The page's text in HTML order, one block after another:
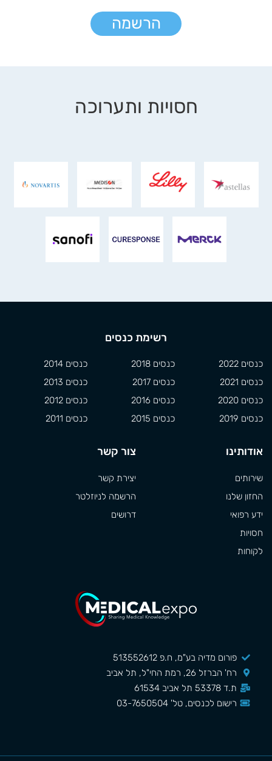
הרשמה
חסויות ותערוכה
פורום מדיה בע"מ, ח.פ 513552612
רח' הברזל 26, רמת החי"ל, תל אביב
ת.ד 53378 תל אביב 61534
רישום לכנסים, טל' 03-7650504
רשימת כנסים
כנסים 2022
כנסים 2021
כנסים 2020
כנסים 2019
כנסים 2018
כנסים 2017
כנסים 2016
כנסים 2015
כנסים 2014
כנסים 2013
כנסים 2012
כנסים 2011
אודותינו
שירותים
החזון שלנו
ידע רפואי
חסויות
לקוחות
צור קשר
יצירת קשר
הרשמה לניוזלטר
דרושים